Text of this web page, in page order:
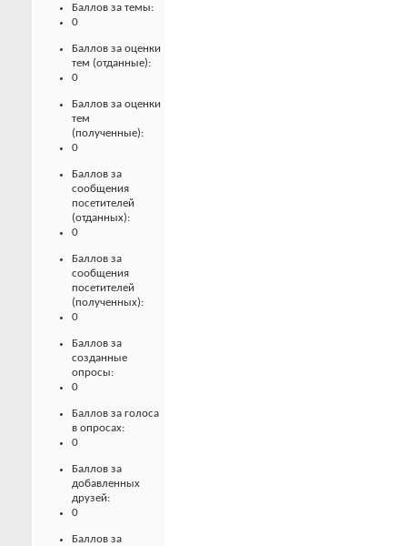
Баллов за темы:
0
Баллов за оценки
тем (отданные):
0
Баллов за оценки
тем
(полученные):
0
Баллов за
сообщения
посетителей
(отданных):
0
Баллов за
сообщения
посетителей
(полученных):
0
Баллов за
созданные
опросы:
0
Баллов за голоса
в опросах:
0
Баллов за
добавленных
друзей:
0
Баллов за